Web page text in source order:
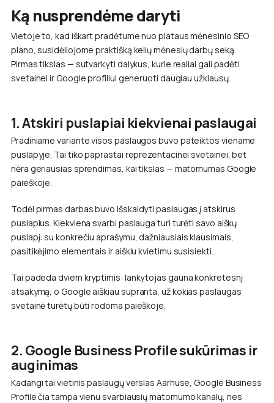
Ką nusprendėme daryti
Vietoje to, kad iškart pradėtume nuo plataus mėnesinio SEO
plano, susidėliojome praktišką kelių mėnesių darbų seką.
Pirmas tikslas — sutvarkyti dalykus, kurie realiai gali padėti
svetainei ir Google profiliui generuoti daugiau užklausų.
1. Atskiri puslapiai kiekvienai paslaugai
Pradiniame variante visos paslaugos buvo pateiktos viename
puslapyje. Tai tiko paprastai reprezentacinei svetainei, bet
nėra geriausias sprendimas, kai tikslas — matomumas Google
paieškoje.
Todėl pirmas darbas buvo išskaidyti paslaugas į atskirus
puslapius. Kiekviena svarbi paslauga turi turėti savo aiškų
puslapį: su konkrečiu aprašymu, dažniausiais klausimais,
pasitikėjimo elementais ir aiškiu kvietimu susisiekti.
Tai padeda dviem kryptimis: lankytojas gauna konkretesnį
atsakymą, o Google aiškiau supranta, už kokias paslaugas
svetainė turėtų būti rodoma paieškoje.
2. Google Business Profile sukūrimas ir
auginimas
Kadangi tai vietinis paslaugų verslas Aarhuse, Google Business
Profile čia tampa vienu svarbiausių matomumo kanalų, nes